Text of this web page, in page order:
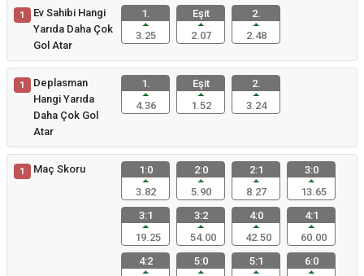
1
Ev Sahibi Hangi
Yarıda Daha Çok
Gol Atar
1.
3.25
Eşit
2.07
2.
2.48
1
Deplasman
Hangi Yarıda
Daha Çok Gol
Atar
1.
4.36
Eşit
1.52
2.
3.24
1 Maç Skoru
1:0
3.82
2:0
5.90
2:1
8.27
3:0
13.65
3:1
19.25
3:2
54.00
4:0
42.50
4:1
60.00
4:2
5:0
5:1
6:0